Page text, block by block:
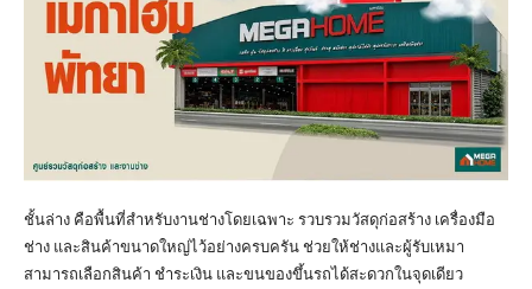
ชั้นล่าง คือพื้นที่สำหรับงานช่างโดยเฉพาะ รวบรวมวัสดุก่อสร้าง เครื่องมือ
ช่าง และสินค้าขนาดใหญ่ไว้อย่างครบครัน ช่วยให้ช่างและผู้รับเหมา
สามารถเลือกสินค้า ชำระเงิน และขนของขึ้นรถได้สะดวกในจุดเดียว